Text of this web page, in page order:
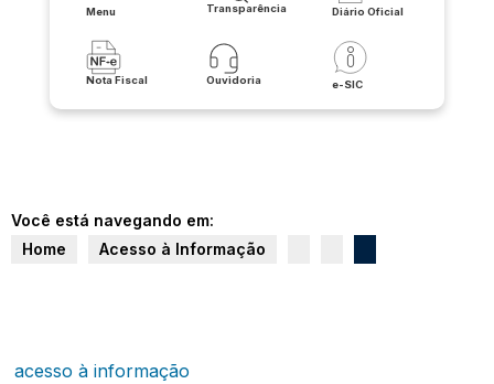
Menu Transparência Diário Oficial
Nota Fiscal Ouvidoria e-SIC
Você está navegando em:
Home
Acesso à Informação
acesso à informação